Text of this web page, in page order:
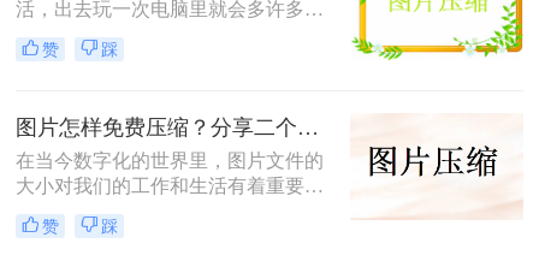
活，出去玩一次电脑里就会多许多旅
游照，而且不知道你们有没有储存好
看图片的习惯呢？这样下来我们电脑
软件将图片进行批量压缩，就可以缓
解电脑的内存压力，让它运行更加顺
畅。那么你们知道照片如何免费压缩
吗？相信这篇文章可以给你一点参
考。
赞 踩
图片怎样免费压缩？分享二个简单易用的压缩方法！
在当今数字化的世界里，图片文件的
大小对我们的工作和生活有着重要影
响。无论是为了加速网页加载速度、
满足社交媒体平台的上传要求，还是
赞 踩